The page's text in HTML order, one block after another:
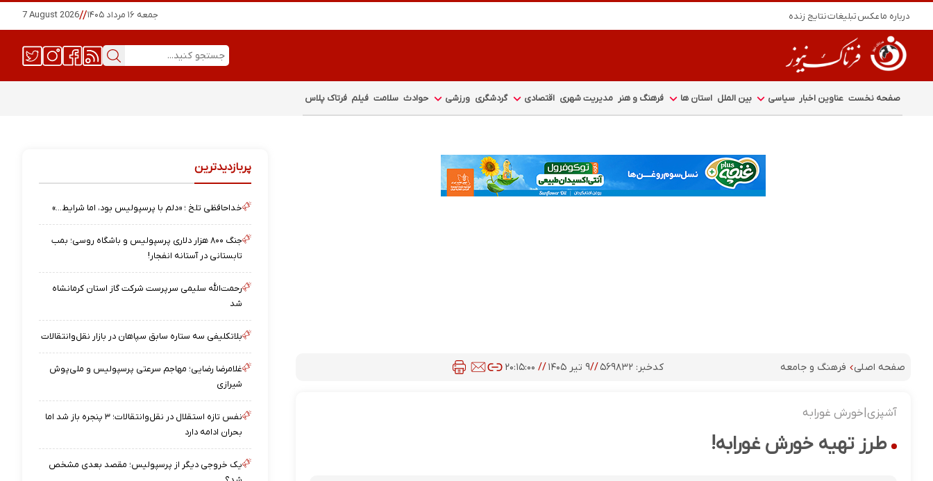
درباره ماعکستبلیغاتنتایج زنده جمعه ۱۶ مرداد ۱۴۰۵ //
7 August 2026
صفحه نخست عناوین اخبار سیاسی بین الملل استان ها فرهنگ و هنر مدیریت شهری اقتصادی گردشگری ورزشی حوادث سلامت فیلم فرتاک پلاس
صفحه اصلی فرهنگ و جامعه کدخبر: ۵۶۹۸۳۲ //۹ تیر ۱۴۰۵ // ۲۰:۱۵:۰۰
آشپزی|خورش غورابه
طرز تهیه خورش غورابه!
پربازدیدترین
خداحافظی تلخ ؛ «دلم با پرسپولیس بود، اما شرایط…»
جنگ ۸۰۰ هزار دلاری پرسپولیس و باشگاه روسی؛ بمب
تابستانی در آستانه انفجار!
رحمت‌الله سلیمی سرپرست شرکت گاز استان کرمانشاه
شد
بلاتکلیفی سه ستاره سابق سپاهان در بازار نقل‌وانتقالات
غلامرضا رضایی؛ مهاجم سرعتی پرسپولیس و ملی‌پوش
شیرازی
نفس تازه استقلال در نقل‌وانتقالات؛ ۳ پنجره باز شد اما
بحران ادامه دارد
یک خروجی دیگر از پرسپولیس؛ مقصد بعدی مشخص